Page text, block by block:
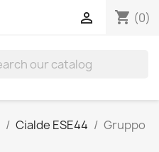
shopping_cart (0)

Cialde ESE44
Gruppo